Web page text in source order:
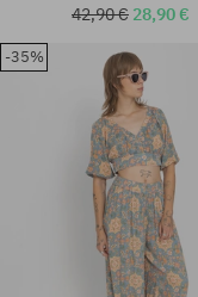
Dostupné veľkosti:
42,90 € 28,90 €
-35%